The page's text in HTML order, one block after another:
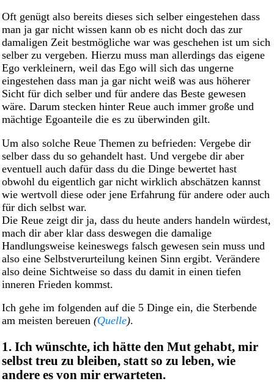
Oft genügt also bereits dieses sich selber eingestehen dass
man ja gar nicht wissen kann ob es nicht doch das zur
damaligen Zeit bestmögliche war was geschehen ist um sich
selber zu vergeben. Hierzu muss man allerdings das eigene
Ego verkleinern, weil das Ego will sich das ungerne
eingestehen dass man ja gar nicht weiß was aus höherer
Sicht für dich selber und für andere das Beste gewesen
wäre. Darum stecken hinter Reue auch immer große und
mächtige Egoanteile die es zu überwinden gilt.
Um also solche Reue Themen zu befrieden: Vergebe dir
selber dass du so gehandelt hast. Und vergebe dir aber
eventuell auch dafür dass du die Dinge bewertet hast
obwohl du eigentlich gar nicht wirklich abschätzen kannst
wie wertvoll diese oder jene Erfahrung für andere oder auch
für dich selbst war.
Die Reue zeigt dir ja, dass du heute anders handeln würdest,
mach dir aber klar dass deswegen die damalige
Handlungsweise keineswegs falsch gewesen sein muss und
also eine Selbstverurteilung keinen Sinn ergibt. Verändere
also deine Sichtweise so dass du damit in einen tiefen
inneren Frieden kommst.
Ich gehe im folgenden auf die 5 Dinge ein, die Sterbende
am meisten bereuen (Quelle).
1. Ich wünschte, ich hätte den Mut gehabt, mir
selbst treu zu bleiben, statt so zu leben, wie
andere es von mir erwarteten.